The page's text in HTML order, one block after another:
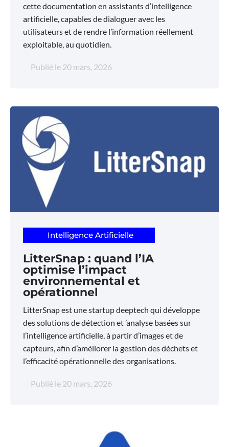
cette documentation en assistants d’intelligence
artificielle, capables de dialoguer avec les
utilisateurs et de rendre l’information réellement
exploitable, au quotidien.
Publié le 20 mars, 2026
Intelligence Artificielle
LitterSnap : quand l’IA
optimise l’impact
environnemental et
opérationnel
LitterSnap est une startup deeptech qui développe
des solutions de détection et ’analyse basées sur
l’intelligence artificielle, à partir d’images et de
capteurs, afin d’améliorer la gestion des déchets et
l’efficacité opérationnelle des organisations.
Publié le 20 mars, 2026